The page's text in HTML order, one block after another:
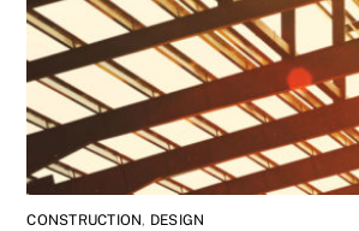
CONSTRUCTION, DESIGN